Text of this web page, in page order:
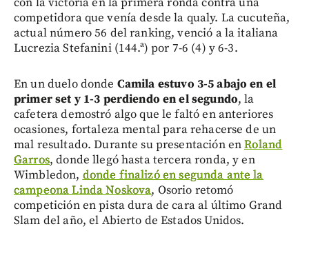
competidora que venía desde la qualy. La cucuteña,
actual número 56 del ranking, venció a la italiana
Lucrezia Stefanini (144.ª) por 7-6 (4) y 6-3.
En un duelo donde Camila estuvo 3-5 abajo en el
primer set y 1-3 perdiendo en el segundo, la
cafetera demostró algo que le faltó en anteriores
ocasiones, fortaleza mental para rehacerse de un
mal resultado. Durante su presentación enRoland
Garros, donde llegó hasta tercera ronda, y en
Wimbledon, donde finalizó en segunda ante la
campeona Linda Noskova, Osorio retomó
competición en pista dura de cara al último Grand
Slam del año, el Abierto de Estados Unidos.